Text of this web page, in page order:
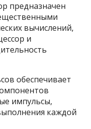
предназначен
вычислений,
и
обеспечивает
импульсы,
каждой